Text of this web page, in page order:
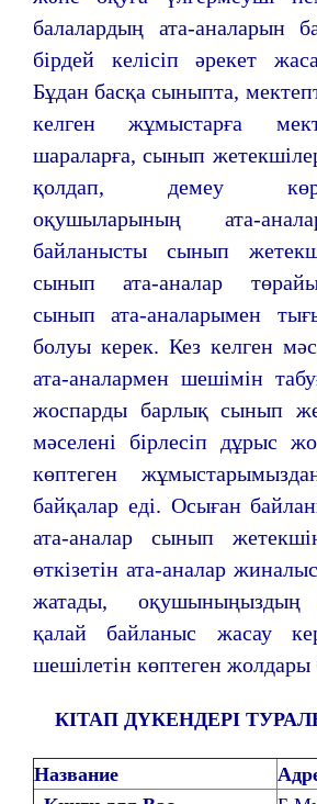
балалардың ата-аналарын
бірдей келісіп әрекет
Бұдан басқа сыныпта,
келген жұмыстарға
шараларға, сынып
қолдап, демеу
оқушыларының ата-
байланысты сынып
сынып ата-аналар
сынып ата-аналарымен
болуы керек. Кез келген
ата-аналармен шешімін
жоспарды барлық сынып
мәселені бірлесіп дұрыс
көптеген
байқалар еді. Осыған
ата-аналар сынып
өткізетін ата-аналар
жатады, оқушыныңыздың
қалай байланыс жасау
шешілетін көптеген жолдары
КІТАП ДҮКЕНДЕРІ
Название